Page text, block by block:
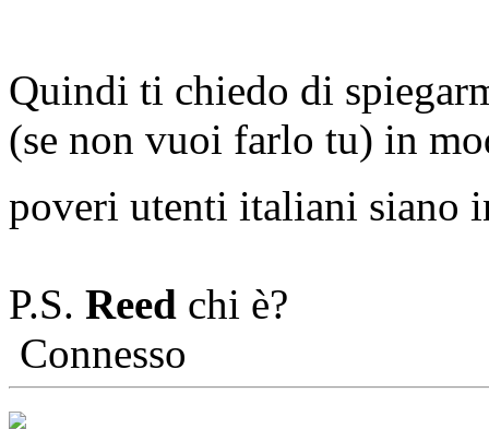
Quindi ti chiedo di
(se non vuoi farlo tu) in
poveri utenti italiani siano
P.S. Reed chi è?
Connesso